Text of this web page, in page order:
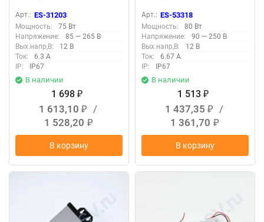
Арт.: ES-31203
Мощность:
75 Вт
Напряжение:
85 — 265 В
Вых.напр,В:
12 В
Ток:
6.3 А
IP:
IP67
В наличии
1 698 ₽
1 613,10 ₽
/
1 528,20 ₽
В корзину
Арт.: ES-53318
Мощность:
80 Вт
Напряжение:
90 — 250 В
Вых.напр,В:
12 В
Ток:
6.67 А
IP:
IP67
В наличии
1 513 ₽
1 437,35 ₽
/
1 361,70 ₽
В корзину